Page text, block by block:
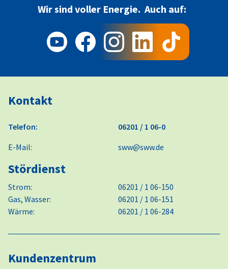
Wir sind voller Energie. Auch auf:
Kontakt
Telefon:
06201 / 1 06-0
E-Mail:
sww@sww.de
Stördienst
Strom:
06201 / 1 06-150
Gas, Wasser:
06201 / 1 06-151
Wärme:
06201 / 1 06-284
Kundenzentrum